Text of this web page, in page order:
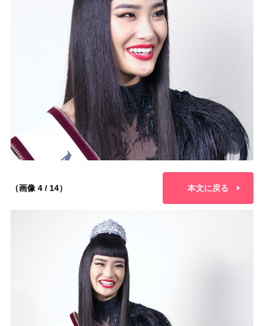
（画像 4 / 14） 本文に戻る